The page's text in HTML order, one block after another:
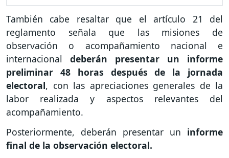
También cabe resaltar que el artículo 21 del
reglamento señala que las misiones de
observación o acompañamiento nacional e
internacional deberán presentar un informe
preliminar 48 horas después de la jornada
electoral, con las apreciaciones generales de la
labor realizada y aspectos relevantes del
acompañamiento.
Posteriormente, deberán presentar un informe
final de la observación electoral.